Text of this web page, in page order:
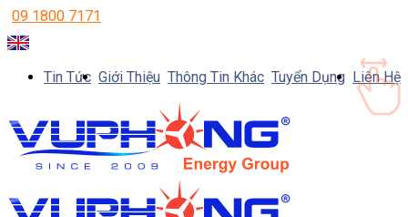
09 1800 7171
Tin Tức Giới Thiệu Thông Tin Khác Tuyển Dụng Liên Hệ